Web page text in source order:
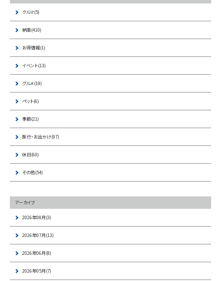
クルマ(5)
納車(410)
お得情報(1)
イベント(13)
グルメ(19)
ペット(6)
季節(21)
旅行・お出かけ(97)
休日(60)
その他(54)
アーカイブ
2026年08月(3)
2026年07月(13)
2026年06月(8)
2026年05月(7)